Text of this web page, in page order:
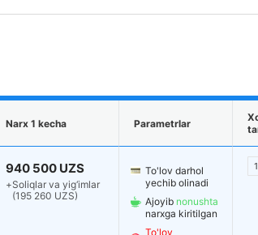
Narx 1 kecha Parametrlar
940 500 UZS
+Soliqlar va yig‘imlar
(195 260 UZS)
To'lov darhol
yechib olinadi
Ajoyib nonushta
narxga kiritilgan
To'lov